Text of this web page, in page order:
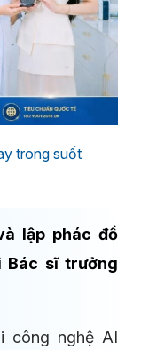
trong suốt
lập phác đồ
Bác sĩ trưởng
công nghệ AI